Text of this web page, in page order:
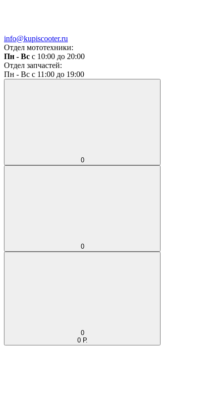
info@kupiscooter.ru
Отдел мототехники:
Пн - Вс с 10:00 до 20:00
Отдел запчастей:
Пн - Вс с 11:00 до 19:00
0
0
0
0 Р.